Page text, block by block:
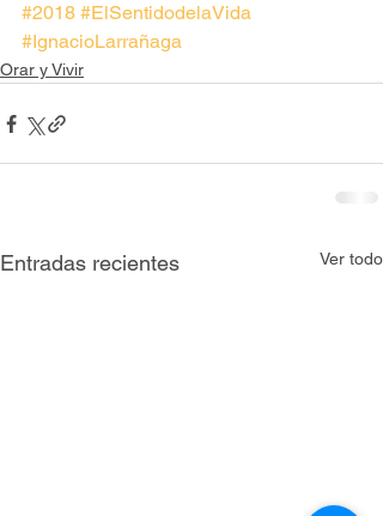
#2018 #ElSentidodelaVida
#IgnacioLarrañaga
Orar y Vivir
Entradas recientes Ver todo